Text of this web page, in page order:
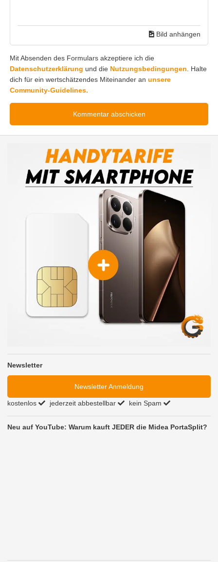
Bild anhängen
Mit Absenden des Formulars akzeptiere ich die
Datenschutzerklärung und die Nutzungsbedingungen . Halte
dich für ein wertschätzendes Miteinander an unsere
Community-Guidelines.
Newsletter
Newsletter Anmeldung
kostenlos jederzeit abbestellbar kein Spam
Neu auf YouTube: Warum kauft JEDER die Midea PortaSplit?